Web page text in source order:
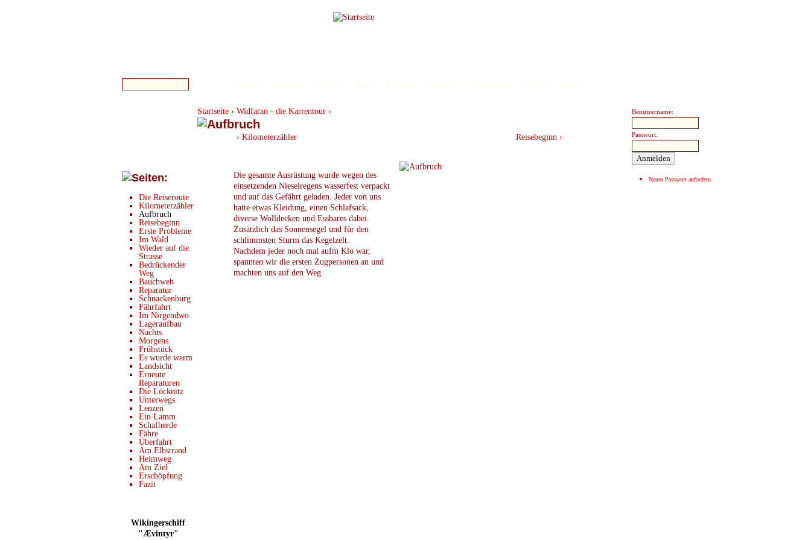
Startseite › Widfaran - die Karrentour ›
‹ Kilometerzähler Reisebeginn ›
Die gesamte Ausrüstung wurde wegen des
einsetzenden Nieselregens wasserfest verpackt
und auf das Gefährt geladen. Jeder von uns
hatte etwas Kleidung, einen Schlafsack,
diverse Wolldecken und Essbares dabei.
Zusätzlich das Sonnensegel und für den
schlimmsten Sturm das Kegelzelt.
Nachdem jeder noch mal aufm Klo war,
spannten wir die ersten Zugpersonen an und
machten uns auf den Weg.
Die Reiseroute
Kilometerzähler
Aufbruch
Reisebeginn
Erste Probleme
Im Wald
Wieder auf die
Strasse
Bedrückender
Weg
Bauchweh
Reparatur
Schnackenburg
Fährfahrt
Im Nirgendwo
Lageraufbau
Nachts
Morgens
Frühstück
Es wurde warm
Landsicht
Erneute
Reparaturen
Die Löcknitz
Unterwegs
Lenzen
Ein Lamm
Schafherde
Fähre
Überfahrt
Am Elbstrand
Heimweg
Am Ziel
Erschöpfung
Fazit
Wikingerschiff
"Ævintyr"
Benutzername:
Passwort:
Neues Passwort anfordern